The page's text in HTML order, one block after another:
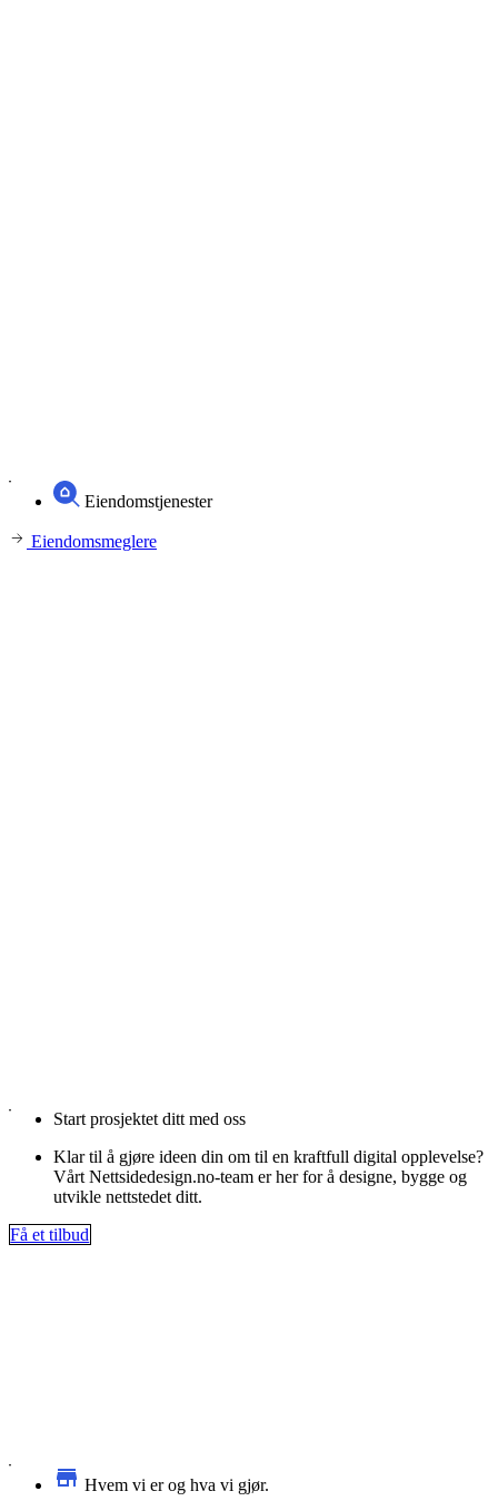
Eiendomstjenester
Eiendomsmeglere
Start prosjektet ditt med oss
Klar til å gjøre ideen din om til en kraftfull digital opplevelse?
Vårt Nettsidedesign.no-team er her for å designe, bygge og
utvikle nettstedet ditt.
Få et tilbud
Hvem vi er og hva vi gjør.